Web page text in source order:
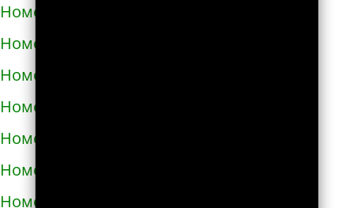
Номера телефонов такси в Ладыжине
Номера телефонов такси в Лозовой
Номера телефонов такси в Лохвице
Номера телефонов такси в Лубнах
Номера телефонов такси в Луцке
Номера телефонов такси во Львове
Номера телефонов такси в Люботине